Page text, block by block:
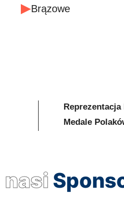
Brązowe
Reprezentacja
Medale
nasi